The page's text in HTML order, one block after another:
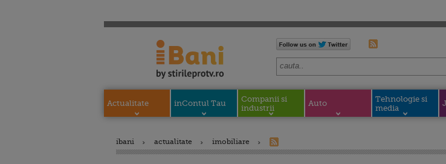
Actualitate inContul Tau
Companii si
industrii
Auto
Tehnologie si
media
ibani actualitate imobiliare